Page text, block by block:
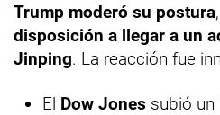
Trump moderó su postura
disposición a llegar a un
Jinping. La reacción fue
El Dow Jones subió un